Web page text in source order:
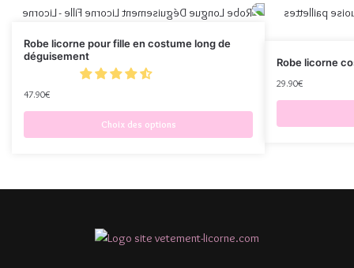
Robe licorne pour fille en costume long de
déguisement
47.90€
Choix des options
Robe licorne
29.90€